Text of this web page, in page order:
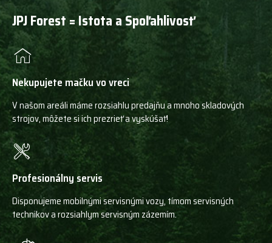
JPJ Forest = Istota a Spoľahlivosť
Nekupujete mačku vo vreci
V našom areáli máme rozsiahlu predajňu a mnoho skladových
strojov, môžete si ich prezrieť a vyskúšať!
Profesionálny servis
Disponujeme mobilnými servisnými vozy, tímom servisných
technikov a rozsiahlym servisným zázemím.